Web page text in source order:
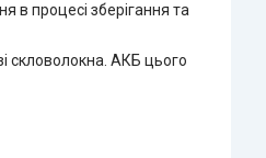
в процесі зберігання та
скловолокна. АКБ цього